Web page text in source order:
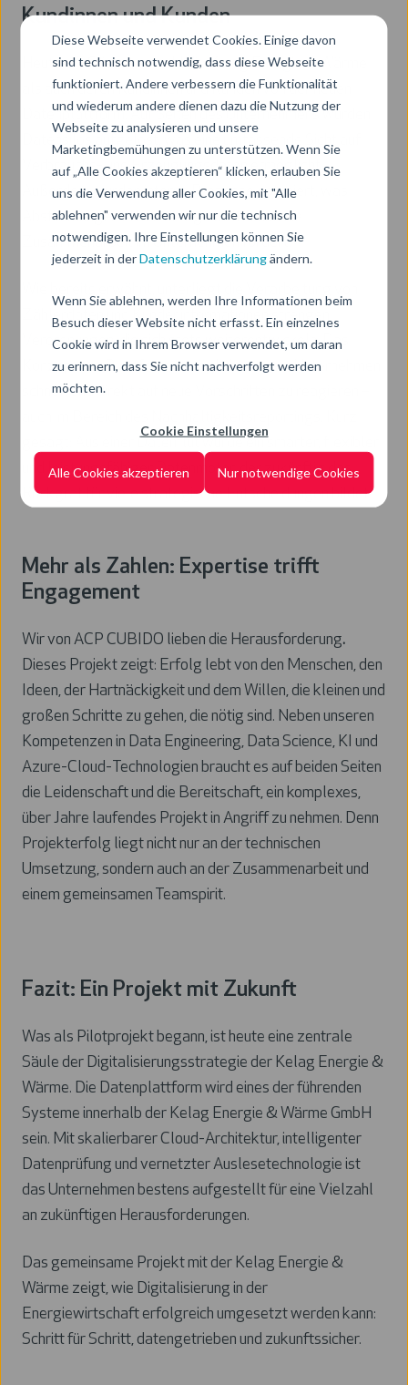
Diese Webseite verwendet Cookies. Einige davon
sind technisch notwendig, dass diese Webseite
funktioniert. Andere verbessern die Funktionalität
und wiederum andere dienen dazu die Nutzung der
Webseite zu analysieren und unsere
Marketingbemühungen zu unterstützen. Wenn Sie
auf „Alle Cookies akzeptieren“ klicken, erlauben Sie
uns die Verwendung aller Cookies, mit "Alle
ablehnen" verwenden wir nur die technisch
notwendigen. Ihre Einstellungen können Sie
jederzeit in derDatenschutzerklärungändern.
Wenn Sie ablehnen, werden Ihre Informationen beim
Besuch dieser Website nicht erfasst. Ein einzelnes
Cookie wird in Ihrem Browser verwendet, um daran
zu erinnern, dass Sie nicht nachverfolgt werden
möchten.
Cookie Einstellungen
Alle Cookies akzeptieren Nur notwendige Cookies
Kundinnen und Kunden
Heute profitieren sowohl die Kelag Energie & Wärme
als auch deren Kundinnen und Kunden von der neuen
Datenplattform. Auf Seiten des Unternehmens wurden
Datensilos aufgelöst, was eine umfassende Sicht auf
Verbrauchs- und Erzeugungsdaten ermöglicht.
Außerdem wurden interne Prozesse optimiert, was
Abstimmungen effizienter gestaltet und die
Zusammenarbeit im Unternehmen fördert.
Zählerdaten und Kundeninformationen strengen
Verordnungen, die sich stets weiterentwickeln. Das
Konzept der Plattform ermöglicht es dem Unternehmen,
schnell und direkt auf neue Vorschriften zu reagieren –
und leistungsfähiger Datenmotor, der zukünftig das
Rückgrat für viele strategische Entscheidungen bildet.
Mehr als Zahlen: Expertise trifft
Engagement
Wir von ACP CUBIDO lieben die Herausforderung.
Dieses Projekt zeigt: Erfolg lebt von den Menschen, den
Ideen, der Hartnäckigkeit und dem Willen, die kleinen und
großen Schritte zu gehen, die nötig sind. Neben unseren
Kompetenzen in Data Engineering, Data Science, KI und
Azure-Cloud-Technologien braucht es auf beiden Seiten
die Leidenschaft und die Bereitschaft, ein komplexes,
über Jahre laufendes Projekt in Angriff zu nehmen. Denn
Projekterfolg liegt nicht nur an der technischen
Umsetzung, sondern auch an der Zusammenarbeit und
einem gemeinsamen Teamspirit.
Fazit: Ein Projekt mit Zukunft
Was als Pilotprojekt begann, ist heute eine zentrale
Säule der Digitalisierungsstrategie der Kelag Energie &
Wärme. Die Datenplattform wird eines der führenden
Systeme innerhalb der Kelag Energie & Wärme GmbH
sein. Mit skalierbarer Cloud-Architektur, intelligenter
Datenprüfung und vernetzter Auslesetechnologie ist
das Unternehmen bestens aufgestellt für eine Vielzahl
an zukünftigen Herausforderungen.
Das gemeinsame Projekt mit der Kelag Energie &
Wärme zeigt, wie Digitalisierung in der
Energiewirtschaft erfolgreich umgesetzt werden kann:
Schritt für Schritt, datengetrieben und zukunftssicher.